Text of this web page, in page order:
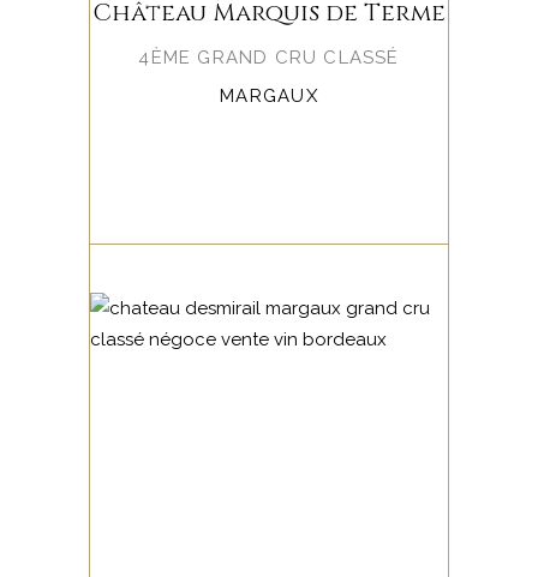
Château Marquis de Terme
4ÈME GRAND CRU CLASSÉ
MARGAUX